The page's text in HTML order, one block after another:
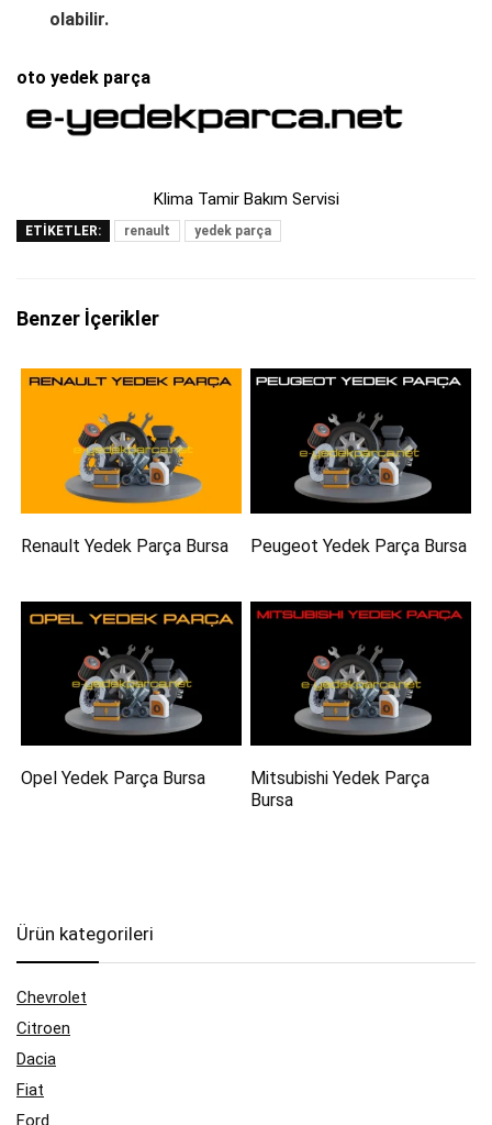
olabilir.
oto yedek parça
Klima Tamir Bakım Servisi
ETIKETLER: renault yedek parça
Benzer İçerikler
Renault Yedek Parça Bursa Peugeot Yedek Parça Bursa
Opel Yedek Parça Bursa
Mitsubishi Yedek Parça
Bursa
Ürün kategorileri
Chevrolet
Citroen
Dacia
Fiat
Ford